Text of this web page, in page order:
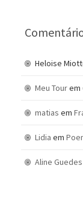
Heloise
Meu Tourem
matias em
Lidia em
Aline Guedes